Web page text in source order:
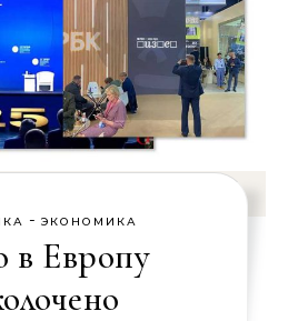
- ЭКОНОМИКА
в Европу